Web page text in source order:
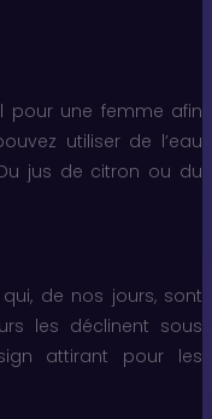
pour une femme afin
utiliser de l’eau
jus de citron ou du
de nos jours, sont
les déclinent sous
attirant pour les